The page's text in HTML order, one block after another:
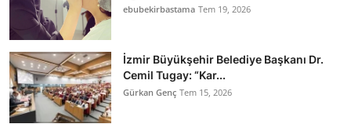
ebubekirbastama Tem 19, 2026
İzmir Büyükşehir Belediye Başkanı Dr.
Cemil Tugay: “Kar...
Gürkan Genç Tem 15, 2026